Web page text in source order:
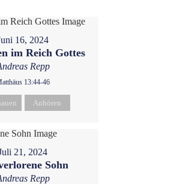
16, 2024
im Reich Gottes
Repp
13:44-46
Anhören
21, 2024
Sohn
Repp